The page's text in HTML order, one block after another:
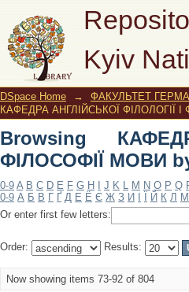
Kyiv
Browsing
DSpace Home →
ФАКУЛЬТЕТ
КАФЕДРА АНГЛІЙСЬКОЇ ФІЛОЛОГІЇ
Browsing
ФІЛОСОФІЇ МОВИ
0-9 A B C D E F G H J K L M N O P Q
0-9 А Б В Г Ґ Д Е Ё Є Ж З И Й К Л М
Or enter first few letters:
Order: Results:
Now showing items 73-92 of 804